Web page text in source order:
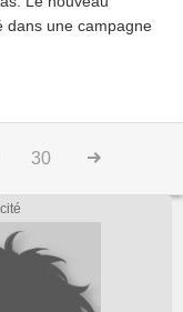
dans une campagne
30